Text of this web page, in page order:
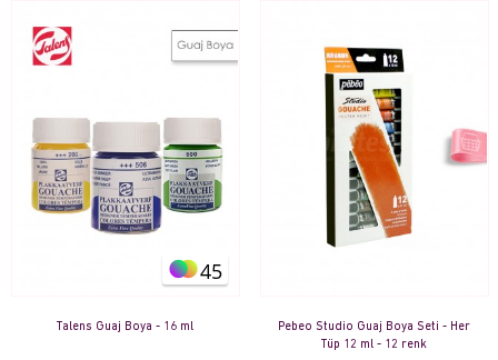
45
Talens Guaj Boya - 16 ml
Pebeo Studio Guaj Boya Seti - Her
Tüp 12 ml - 12 renk